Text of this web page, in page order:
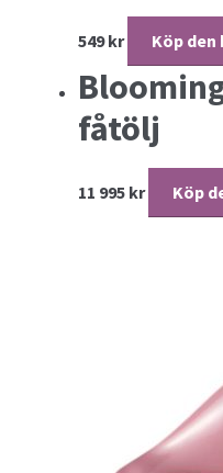
549kr Köp
fåtölj
11 995 kr Köp